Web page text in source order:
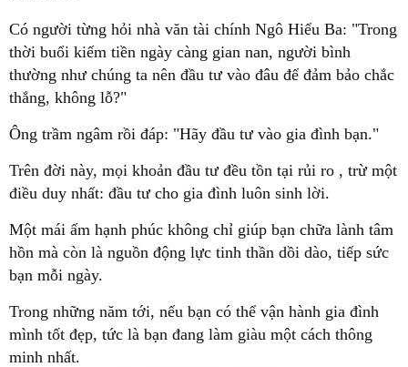
Có người từng hỏi nhà văn tài chính Ngô Hiểu Ba: "Trong
thời buổi kiếm tiền ngày càng gian nan, người bình
thường như chúng ta nên đầu tư vào đâu để đảm bảo chắc
thắng, không lỗ?"
Ông trầm ngâm rồi đáp: "Hãy đầu tư vào gia đình bạn."
Trên đời này, mọi khoản đầu tư đều tồn tại rủi ro , trừ một
điều duy nhất: đầu tư cho gia đình luôn sinh lời.
Một mái ấm hạnh phúc không chỉ giúp bạn chữa lành tâm
hồn mà còn là nguồn động lực tinh thần dồi dào, tiếp sức
bạn mỗi ngày.
Trong những năm tới, nếu bạn có thể vận hành gia đình
mình tốt đẹp, tức là bạn đang làm giàu một cách thông
minh nhất.